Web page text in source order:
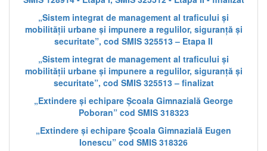
„Sistem integrat de management al traficului și
mobilității urbane și impunere a regulilor, siguranță și
securitate”, cod SMIS 325513 – Etapa II
„Sistem integrat de management al traficului și
mobilității urbane și impunere a regulilor, siguranță și
securitate”, cod SMIS 325513 – finalizat
„Extindere și echipare Școala Gimnazială George
Poboran” cod SMIS 318323
„Extindere și echipare Școala Gimnazială Eugen
Ionescu” cod SMIS 318326